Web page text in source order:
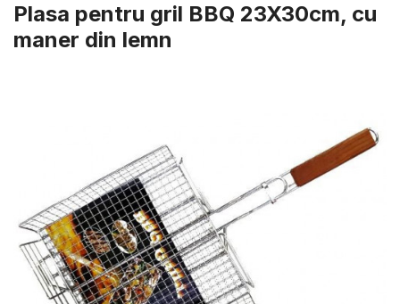
Plasa pentru gril BBQ 23X30cm, cu
maner din lemn